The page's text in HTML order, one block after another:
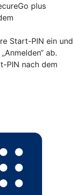
plus
Start-PIN ein und
ab.
PIN nach dem